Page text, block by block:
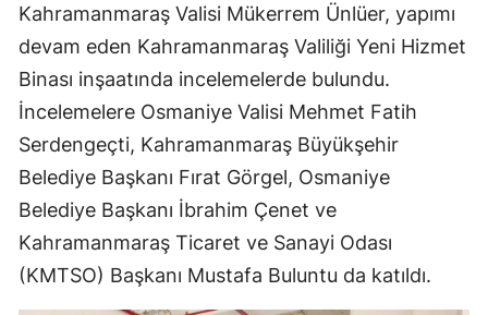
Kahramanmaraş Valisi Mükerrem Ünlüer, yapımı
devam eden Kahramanmaraş Valiliği Yeni Hizmet
Binası inşaatında incelemelerde bulundu.
İncelemelere Osmaniye Valisi Mehmet Fatih
Serdengeçti, Kahramanmaraş Büyükşehir
Belediye Başkanı Fırat Görgel, Osmaniye
Belediye Başkanı İbrahim Çenet ve
Kahramanmaraş Ticaret ve Sanayi Odası
(KMTSO) Başkanı Mustafa Buluntu da katıldı.